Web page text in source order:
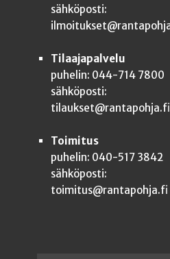
sähköposti:
Tilaajapalvelu
puhelin: 044-714 7800
sähköposti:
tilaukset@rantapohja.fi
Toimitus
puhelin: 040-517 3842
sähköposti:
toimitus@rantapohja.fi